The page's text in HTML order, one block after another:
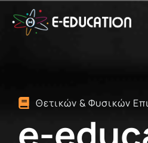
Μετάβαση
στο
περιεχόμενο
Θετικών & Φυσικών